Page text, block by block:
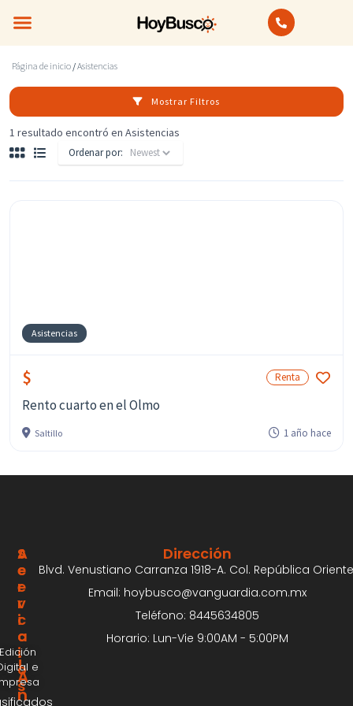
Página de inicio /Asistencias
Mostrar Filtros
1 resultado encontró en Asistencias
Ordenar por:
Asistencias
$ Renta
Rento cuarto en el Olmo
Saltillo 1 año hace
¡
A
n
S
E
R
V
I
C
I
O
S
A
C
E
R
C
A
e
Dirección
Blvd. Venustiano Carranza 1918-A. Col. República
Email: hoybusco@vanguardia.com.mx
Teléfono: 8445634805
Horario: Lun-Vie 9:00AM - 5:00PM